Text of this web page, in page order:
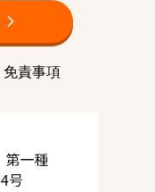
免責事項